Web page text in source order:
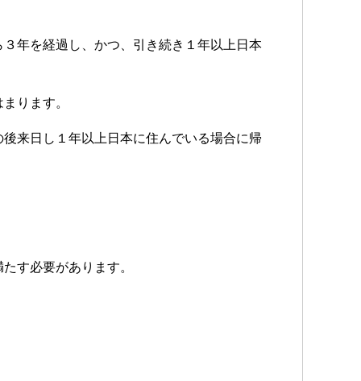
年を経過し、かつ、引き続き１年以上日本
ります。
来日し１年以上日本に住んでいる場合に帰
す必要があります。